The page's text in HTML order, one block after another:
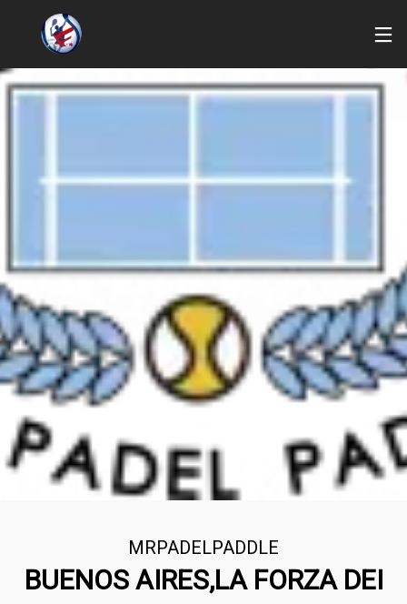
MRPADELPADDLE
BUENOS AIRES,LA FORZA DEI